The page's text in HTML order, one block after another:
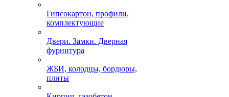
Гипсокартон, профили,
комплектующие
Двери. Замки. Дверная
фурнитура
ЖБИ, колодцы, бордюры,
плиты